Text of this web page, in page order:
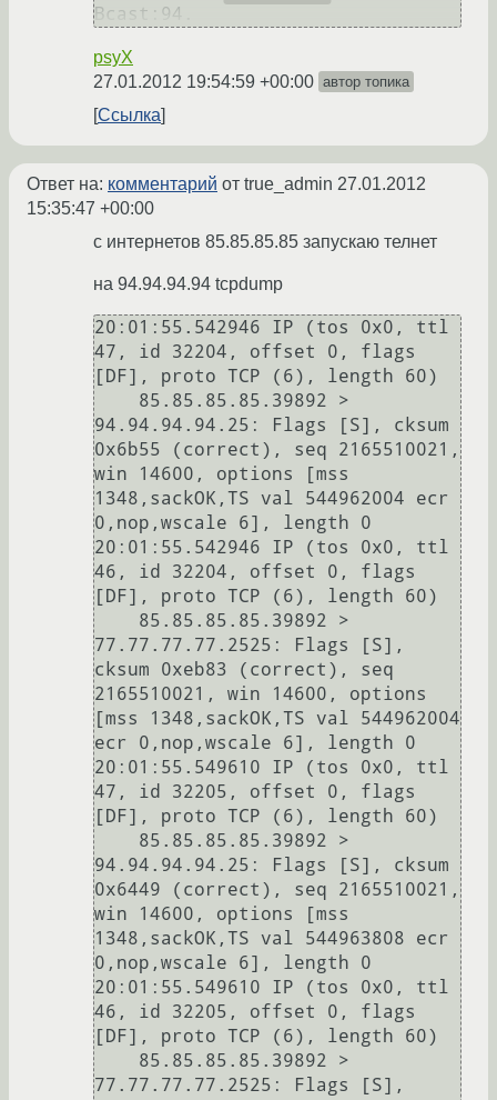
psyX
27.01.2012 19:54:59 +00:00 автор топика
Ссылка
Ответ на: комментарий от true_admin 27.01.2012
15:35:47 +00:00
с интернетов 85.85.85.85 запускаю телнет
на 94.94.94.94 tcpdump
20:01:55.542946 IP (tos 0x0, ttl
47, id 32204, offset 0, flags
[DF], proto TCP (6), length 60)
94.94.94.94.25: Flags [S], cksum
0x6b55 (correct), seq 2165510021,
win 14600, options [mss
1348,sackOK,TS val 544962004 ecr
0,nop,wscale 6], length 0
20:01:55.542946 IP (tos 0x0, ttl
46, id 32204, offset 0, flags
[DF], proto TCP (6), length 60)
77.77.77.77.2525: Flags [S],
cksum 0xeb83 (correct), seq
2165510021, win 14600, options
[mss 1348,sackOK,TS val 544962004
ecr 0,nop,wscale 6], length 0
20:01:55.549610 IP (tos 0x0, ttl
47, id 32205, offset 0, flags
[DF], proto TCP (6), length 60)
94.94.94.94.25: Flags [S], cksum
0x6449 (correct), seq 2165510021,
win 14600, options [mss
1348,sackOK,TS val 544963808 ecr
0,nop,wscale 6], length 0
20:01:55.549610 IP (tos 0x0, ttl
46, id 32205, offset 0, flags
[DF], proto TCP (6), length 60)
77.77.77.77.2525: Flags [S],